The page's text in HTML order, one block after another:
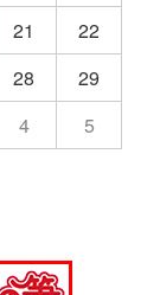
21
22
28
29
4 5